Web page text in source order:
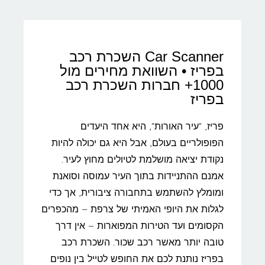
Car Scanner השכרת רכב
בפריז • השוואת מחירים מול
1000+ חברות השכרת רכב
בפריז
פריז, "עיר האורות", היא אחד היעדים
הפופולריים בעולם, אבל היא גם יכולה להיות
נקודת יציאה מושלמת לטיולים מחוץ לעיר.
אמנם ההתניידות בתוך העיר עמוסה וסואנת
ומומלץ להשתמש בתחבורה ציבורית, אך כדי
לגלות את היופי האמיתי של צרפת – מהכפרים
הקסומים ועד הטירות המפוארות – אין דרך
טובה יותר מאשר רכב שכור. השכרת רכב
בפריז נותנת לכם את החופש לטייל בין נופים